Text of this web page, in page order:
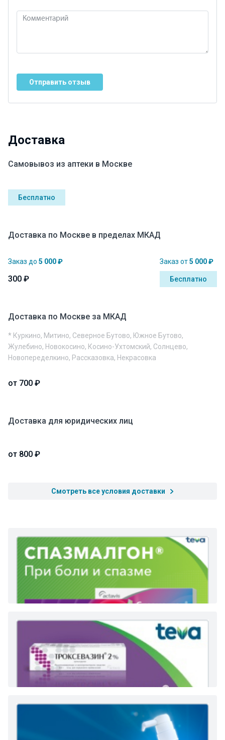
Отправить отзыв
Доставка
Самовывоз из аптеки в Москве
Бесплатно
Доставка по Москве в пределах МКАД
Заказ до 5 000 ₽
300 ₽
Заказ от5 000 ₽
Бесплатно
Доставка по Москве за МКАД
* Куркино, Митино, Северное Бутово, Южное Бутово,
Жулебино, Новокосино, Косино-Ухтомский, Солнцево,
Новопеределкино, Рассказовка, Некрасовка
от 700 ₽
Доставка для юридических лиц
от 800 ₽
Смотреть все условия доставки